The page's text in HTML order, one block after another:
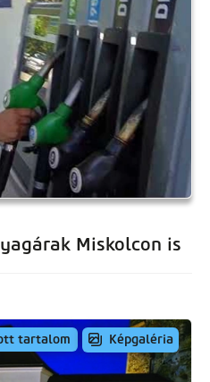
Miskolcon is
tartalom Képgaléria